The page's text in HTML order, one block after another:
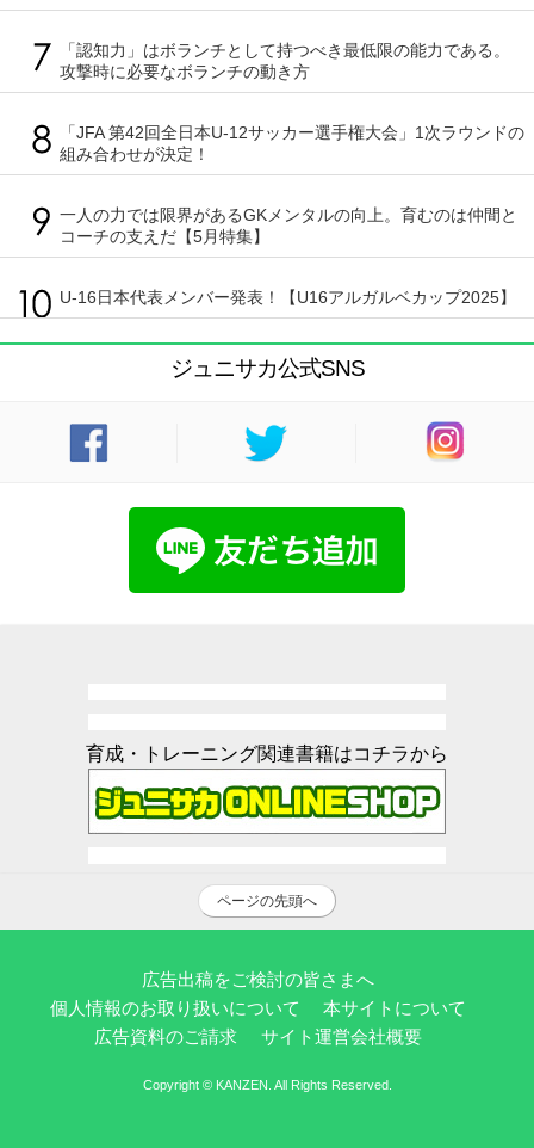
「認知力」はボランチとして持つべき最低限の能力である。
攻撃時に必要なボランチの動き方
「JFA 第42回全日本U-12サッカー選手権大会」1次ラウンドの
組み合わせが決定！
一人の力では限界があるGKメンタルの向上。育むのは仲間と
コーチの支えだ【5月特集】
U-16日本代表メンバー発表！【U16アルガルベカップ2025】
ジュニサカ公式SNS
育成・トレーニング関連書籍はコチラから
ページの先頭へ
広告出稿をご検討の皆さまへ
個人情報のお取り扱いについて
本サイトについて
広告資料のご請求
サイト運営会社概要
Copyright © KANZEN. All Rights Reserved.